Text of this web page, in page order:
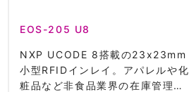
EOS-205 U8
NXP UCODE 8搭載の23x23mm
小型RFIDインレイ。アパレルや化
粧品など非食品業界の在庫管理に